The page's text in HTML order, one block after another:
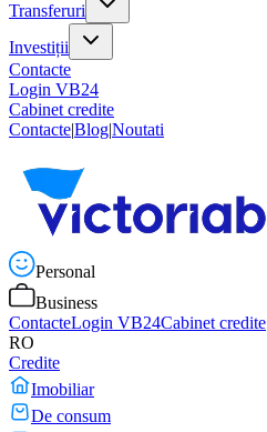
Transferuri
Investiții
Contacte
Login VB24
Cabinet credite
Contacte|Blog|Noutati
Personal
Business
ContacteLogin VB24Cabinet credite
RO
Credite
Imobiliar
De consum